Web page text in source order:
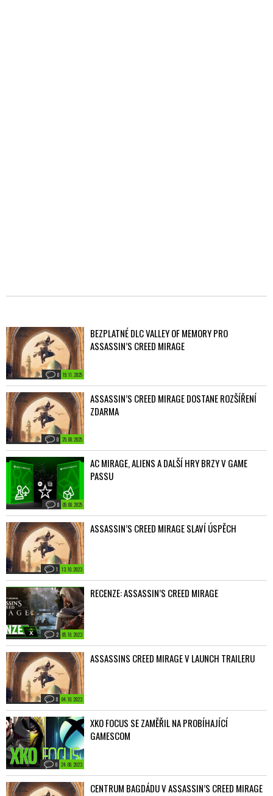
19. 11. 2025
0
BEZPLATNÉ DLC VALLEY OF MEMORY PRO
ASSASSIN’S CREED MIRAGE
25. 08. 2025
0
ASSASSIN’S CREED MIRAGE DOSTANE ROZŠÍŘENÍ
ZDARMA
05. 08. 2025
0
AC MIRAGE, ALIENS A DALŠÍ HRY BRZY V GAME
PASSU
13. 10. 2023
1
ASSASSIN’S CREED MIRAGE SLAVÍ ÚSPĚCH
05. 10. 2023
2
RECENZE: ASSASSIN’S CREED MIRAGE
04. 10. 2023
0
ASSASSINS CREED MIRAGE V LAUNCH TRAILERU
24. 08. 2023
0
XKO FOCUS SE ZAMĚŘIL NA PROBÍHAJÍCÍ
GAMESCOM
CENTRUM BAGDÁDU V ASSASSIN’S CREED MIRAGE